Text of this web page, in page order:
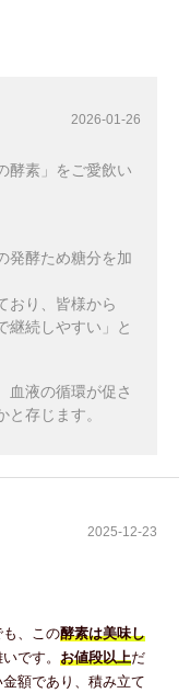
2026-01-26
酵素」をご愛飲い
発酵ため糖分を加
おり、皆様から
継続しやすい」と
血液の循環が促さ
存じます。
2025-12-23
、この酵素は美味し
です。 お値段以上だ
額であり、積み立て